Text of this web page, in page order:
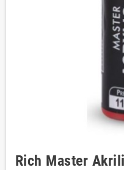
Rich Master